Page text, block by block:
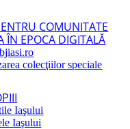
COMUNITATE
ÎN EPOCA DIGITALĂ
colecţiilor speciale
Iaşului
Iaşului